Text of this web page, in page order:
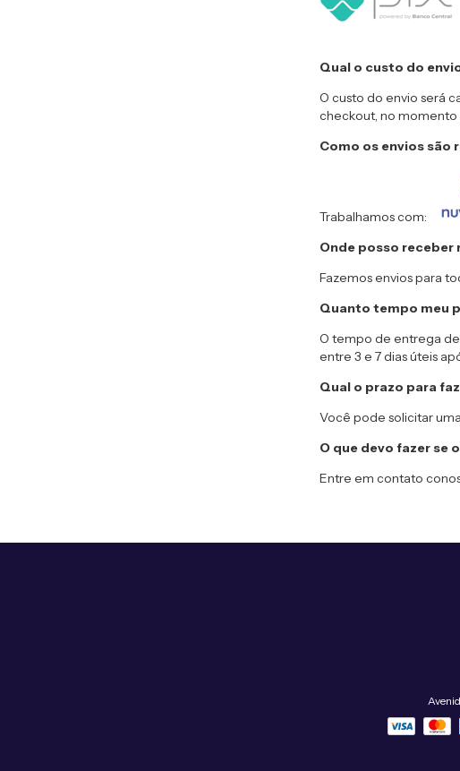
Qual o custo do
O custo do envio será
checkout, no
Como os envios são
Trabalhamos com:
Onde posso receber
Fazemos envios para
Quanto tempo meu
O tempo de entrega
entre 3 e 7 dias úteis
Qual o prazo para
Você pode solicitar
O que devo fazer se
Entre em contato